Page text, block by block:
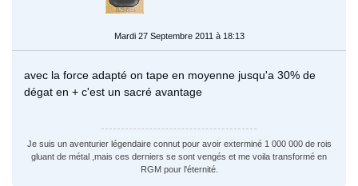
Mardi 27 Septembre 2011 à 18:13
avec la force adapté on tape en moyenne jusqu'a 30% de
dégat en + c'est un sacré avantage
Je suis un aventurier légendaire connut pour avoir exterminé 1 000 000 de rois
gluant de métal ,mais ces derniers se sont vengés et me voila transformé en
RGM pour l'éternité.